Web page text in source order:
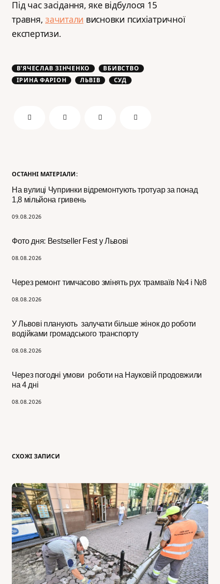
ОСТАННІ МАТЕРІАЛИ:
На вулиці Чупринки відремонтують тротуар за понад
1,8 мільйона гривень
09.08.2026
Фото дня: Bestseller Fest у Львові
08.08.2026
Через ремонт тимчасово змінять рух трамваїв №4 і №8
08.08.2026
У Львові планують залучати більше жінок до роботи
водійками громадського транспорту
08.08.2026
Через погодні умови роботи на Науковій продовжили
на 4 дні
08.08.2026
Під час засідання, яке відбулося 15
травня,зачитали висновки психіатричної
експертизи.
В'ЯЧЕСЛАВ ЗІНЧЕНКО
ВБИВСТВО
ІРИНА ФАРІОН
ЛЬВІВ СУД
СХОЖІ ЗАПИСИ